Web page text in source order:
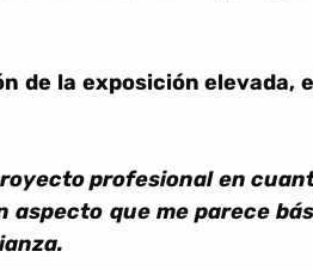
de la exposición elevada,
profesional en
que me parece